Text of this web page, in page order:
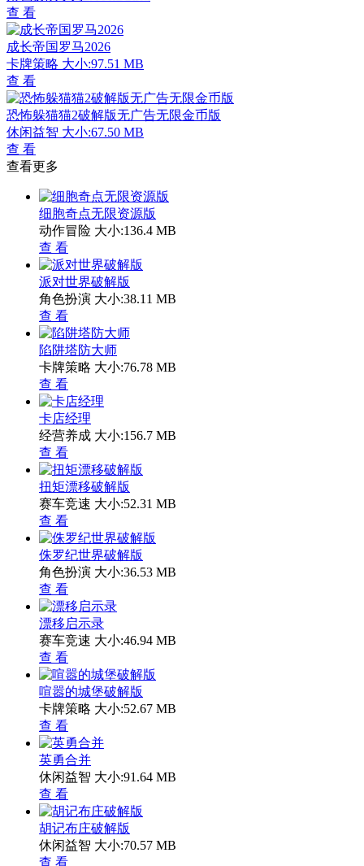
查 看
成长帝国罗马2026
卡牌策略 大小:97.51 MB
查 看
恐怖躲猫猫2破解版无广告无限金币版
休闲益智 大小:67.50 MB
查 看
查看更多
细胞奇点无限资源版
动作冒险 大小:136.4 MB
查 看
派对世界破解版
角色扮演 大小:38.11 MB
查 看
陷阱塔防大师
卡牌策略 大小:76.78 MB
查 看
卡店经理
经营养成 大小:156.7 MB
查 看
扭矩漂移破解版
赛车竞速 大小:52.31 MB
查 看
侏罗纪世界破解版
角色扮演 大小:36.53 MB
查 看
漂移启示录
赛车竞速 大小:46.94 MB
查 看
喧嚣的城堡破解版
卡牌策略 大小:52.67 MB
查 看
英勇合并
休闲益智 大小:91.64 MB
查 看
胡记布庄破解版
休闲益智 大小:70.57 MB
查 看